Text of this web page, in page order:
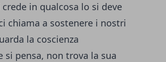
in qualcosa lo si deve
chiama a sostenere i nostri
la coscienza
pensa, non trova la sua